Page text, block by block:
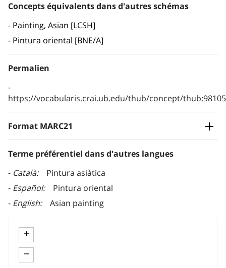
Concepts équivalents dans d'autres schémas
Painting, Asian [LCSH]
Pintura oriental [BNE/A]
Permalien
https://vocabularis.crai.ub.edu/thub/concept/
Format MARC21
Terme préférentiel dans d'autres langues
Català
Pintura asiàtica
Español
Pintura oriental
English
Asian painting
+
−